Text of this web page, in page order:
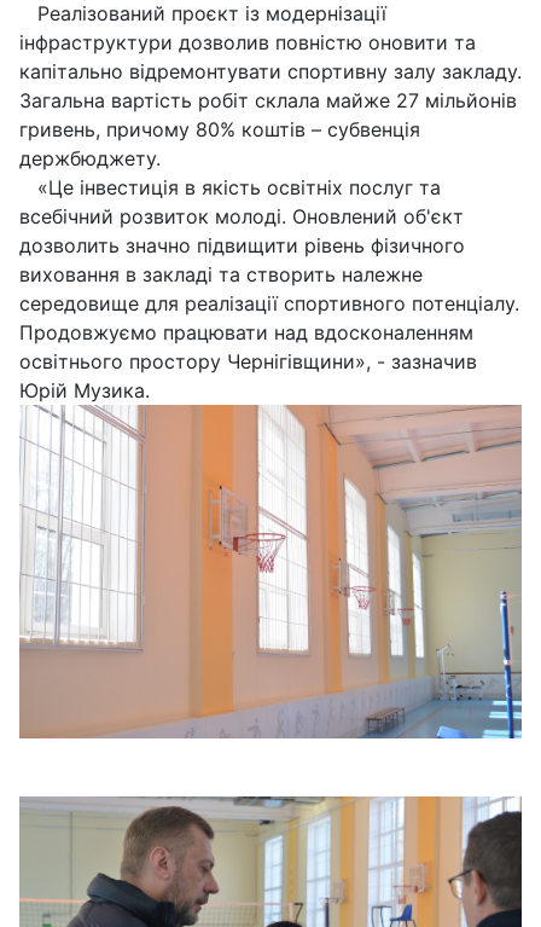
Реалізований проєкт із модернізації
інфраструктури дозволив повністю оновити та
капітально відремонтувати спортивну залу закладу.
Загальна вартість робіт склала майже 27 мільйонів
гривень, причому 80% коштів – субвенція
держбюджету.
«Це інвестиція в якість освітніх послуг та
всебічний розвиток молоді. Оновлений об'єкт
дозволить значно підвищити рівень фізичного
виховання в закладі та створить належне
середовище для реалізації спортивного потенціалу.
Продовжуємо працювати над вдосконаленням
освітнього простору Чернігівщини», - зазначив
Юрій Музика.